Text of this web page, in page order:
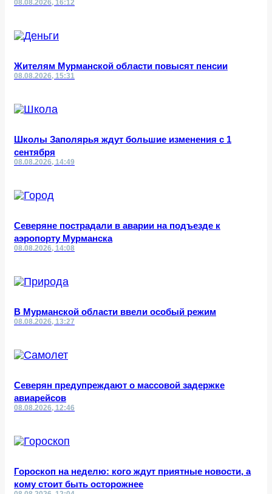
08.08.2026, 16:12
Жителям Мурманской области повысят пенсии
08.08.2026, 15:31
Школы Заполярья ждут большие изменения с 1
сентября
08.08.2026, 14:49
Северяне пострадали в аварии на подъезде к
аэропорту Мурманска
08.08.2026, 14:08
В Мурманской области ввели особый режим
08.08.2026, 13:27
Северян предупреждают о массовой задержке
авиарейсов
08.08.2026, 12:46
Гороскоп на неделю: кого ждут приятные новости, а
кому стоит быть осторожнее